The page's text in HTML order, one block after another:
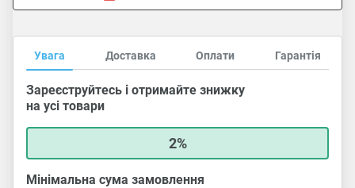
Увага Доставка Оплати Гарантія
Зареєструйтесь і отримайте знижку
на усі товари
2%
Мінімальна сума замовлення